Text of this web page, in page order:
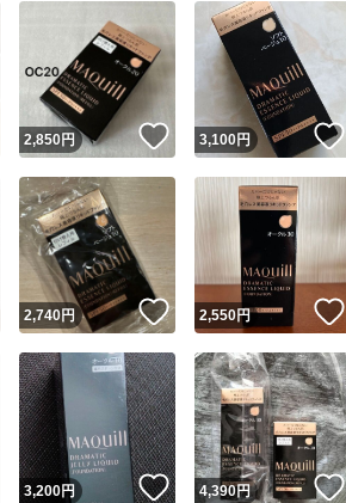
ユーザーの実
フリマが定めた一定の基準を満たした
心取引出品者
安心取引出品者 Yahoo!フリマの基準
引実績
取引実績◯+ このユーザーはYahoo!
他フリマ実績◯+ このユーザーは他フリ
この商品の情報
商品画像の無断転載は禁止されています
コピーは1商品につき1回です
出品ペー
いいね！
2,850円 いいね！
3,100円
いね！
2,740円 いいね！
2,550円
いいね！
3,200円 いいね！
4,390円